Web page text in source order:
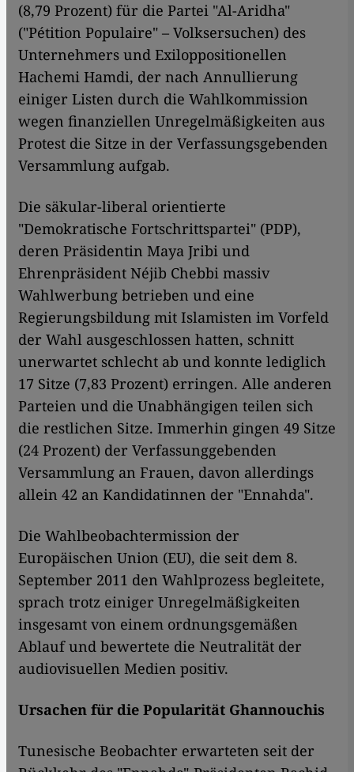
(8,79 Prozent) für die Partei "Al-Aridha"
("Pétition Populaire" – Volksersuchen) des
Unternehmers und Exiloppositionellen
Hachemi Hamdi, der nach Annullierung
einiger Listen durch die Wahlkommission
wegen finanziellen Unregelmäßigkeiten aus
Protest die Sitze in der Verfassungsgebenden
Versammlung aufgab.
Die säkular-liberal orientierte
"Demokratische Fortschrittspartei" (PDP),
deren Präsidentin Maya Jribi und
Ehrenpräsident Néjib Chebbi massiv
Wahlwerbung betrieben und eine
Regierungsbildung mit Islamisten im Vorfeld
der Wahl ausgeschlossen hatten, schnitt
unerwartet schlecht ab und konnte lediglich
17 Sitze (7,83 Prozent) erringen. Alle anderen
Parteien und die Unabhängigen teilen sich
die restlichen Sitze. Immerhin gingen 49 Sitze
(24 Prozent) der Verfassunggebenden
Versammlung an Frauen, davon allerdings
allein 42 an Kandidatinnen der "Ennahda".
Die Wahlbeobachtermission der
Europäischen Union (EU), die seit dem 8.
September 2011 den Wahlprozess begleitete,
sprach trotz einiger Unregelmäßigkeiten
insgesamt von einem ordnungsgemäßen
Ablauf und bewertete die Neutralität der
audiovisuellen Medien positiv.
Ursachen für die Popularität Ghannouchis
Tunesische Beobachter erwarteten seit der